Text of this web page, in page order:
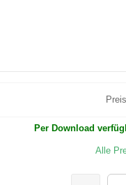
Preis
Per Download
Alle